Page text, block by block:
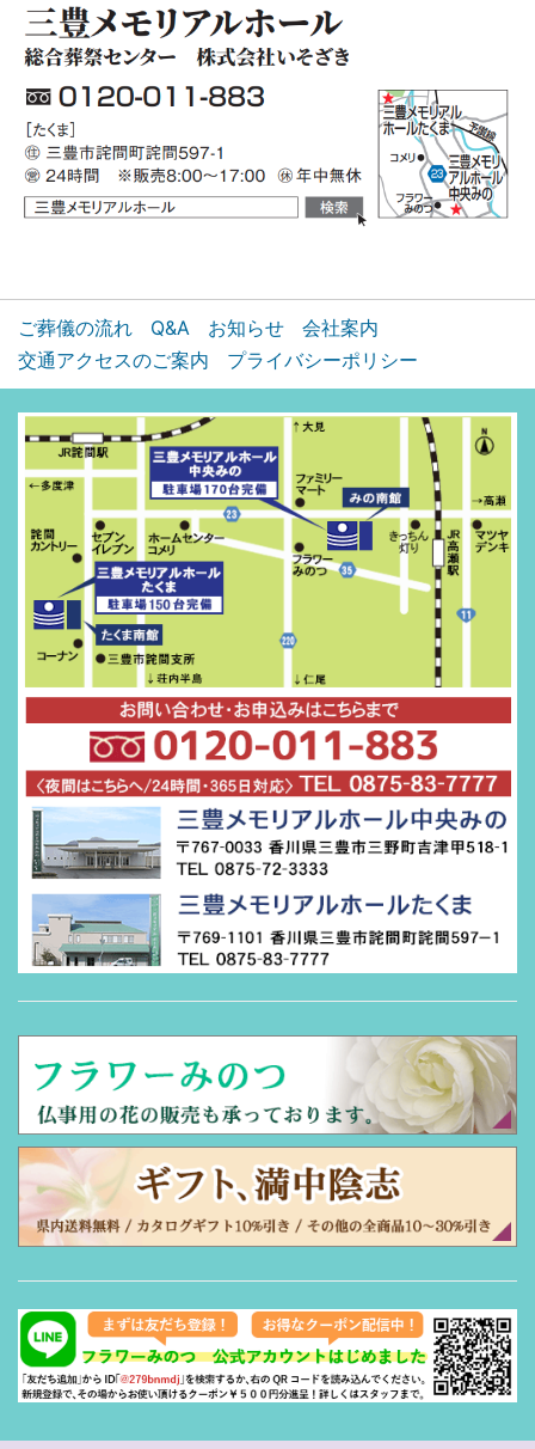
ご葬儀の流れ Q&A お知らせ
会社案内
交通アクセスのご案内
プライバシーポリシー